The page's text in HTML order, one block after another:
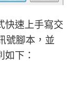
快速上手寫交
號腳本，並
下：